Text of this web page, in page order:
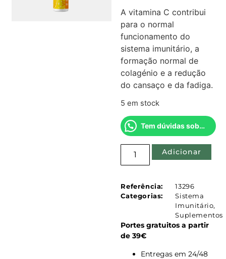
A vitamina C contribui
para o normal
funcionamento do
sistema imunitário, a
formação normal de
colagénio e a redução
do cansaço e da fadiga.
5 em stock
Tem dúvidas sobre este produto?
Adicionar
Referência:
13296
Categorias:
Sistema
Imunitário,
Suplementos
Portes gratuitos a partir
de 39€
Entregas em 24/48